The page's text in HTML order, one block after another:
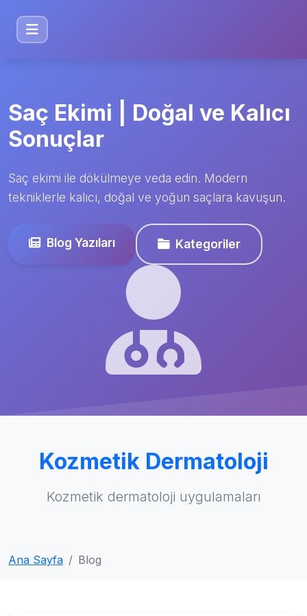
Saç Ekimi | Doğal ve Kalıcı
Sonuçlar
Saç ekimi ile dökülmeye veda edin. Modern
tekniklerle kalıcı, doğal ve yoğun saçlara kavuşun.
Blog Yazıları Kategoriler
Kozmetik Dermatoloji
Kozmetik dermatoloji uygulamaları
Ana Sayfa Blog